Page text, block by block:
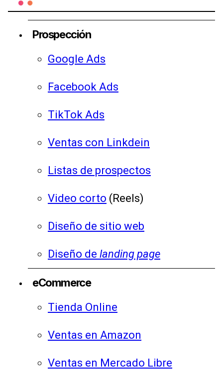
Prospección
Google Ads
Facebook Ads
TikTok Ads
Ventas con Linkdein
Listas de prospectos
Video corto (Reels)
Diseño de sitio web
Diseño de landing page
eCommerce
Tienda Online
Ventas en Amazon
Ventas en Mercado Libre